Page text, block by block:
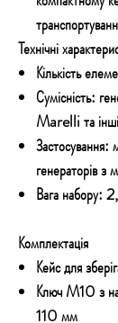
Технічні
Кількість
Сумісність:
Marelli та інші
Застосування:
генераторів з
Вага набору:
Комплектація
Кейс для
Ключ M10 з
110 мм